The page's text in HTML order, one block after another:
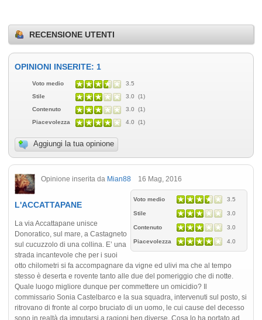
RECENSIONE UTENTI
OPINIONI INSERITE: 1
Voto medio
3.5
Stile
3.0 (1)
Contenuto
3.0 (1)
Piacevolezza
4.0 (1)
Aggiungi la tua opinione
Opinione inserita da Mian88 16 Mag, 2016
Voto medio 3.5
Stile 3.0
Contenuto 3.0
Piacevolezza 4.0
L'ACCATTAPANE
La via Accattapane unisce
Donoratico, sul mare, a Castagneto
sul cucuzzolo di una collina. E’ una
strada incantevole che per i suoi
otto chilometri si fa accompagnare da vigne ed ulivi ma che al tempo
stesso è deserta e rovente tanto alle due del pomeriggio che di notte.
Quale luogo migliore dunque per commettere un omicidio? Il
commissario Sonia Castelbarco e la sua squadra, intervenuti sul posto, si
ritrovano di fronte al corpo bruciato di un uomo, le cui cause del decesso
sono in realtà da imputarsi a ragioni ben diverse. Cosa lo ha portato ad